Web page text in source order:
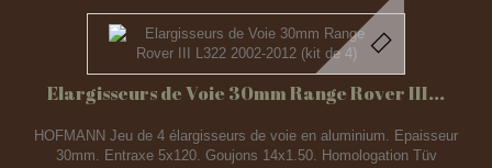
Elargisseurs de Voie 30mm Range Rover III...
HOFMANN Jeu de 4 élargisseurs de voie en aluminium. Epaisseur
30mm. Entraxe 5x120. Goujons 14x1.50. Homologation Tüv